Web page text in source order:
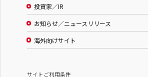
投資家／IR
お知らせ／ニュースリリース
海外向けサイト
サイトご利用条件